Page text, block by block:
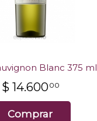
Blanc 375 ml
$ 14.60000
Comprar